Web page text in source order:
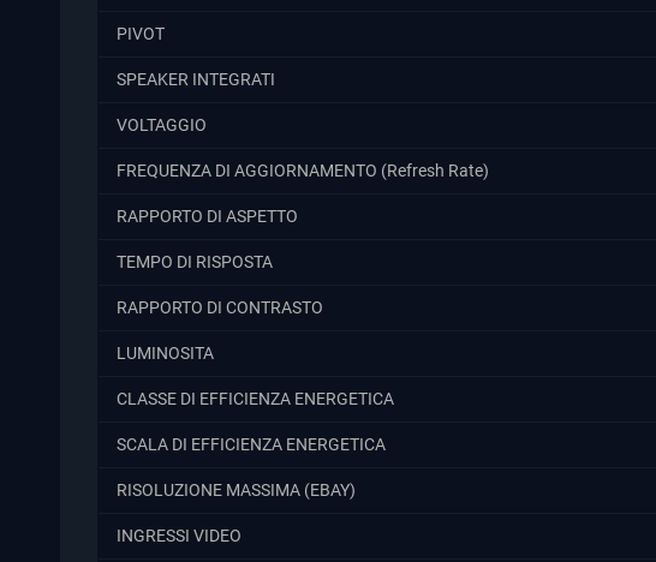
PIVOT
SPEAKER INTEGRATI
VOLTAGGIO
FREQUENZA DI AGGIORNAMENTO (Refresh Rate)
RAPPORTO DI ASPETTO
TEMPO DI RISPOSTA
RAPPORTO DI CONTRASTO
LUMINOSITA
CLASSE DI EFFICIENZA ENERGETICA
SCALA DI EFFICIENZA ENERGETICA
RISOLUZIONE MASSIMA (EBAY)
INGRESSI VIDEO